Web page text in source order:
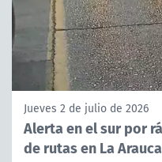
Jueves 2 de julio de 2026
Alerta en el sur por
de rutas en La